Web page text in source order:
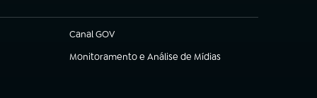
Canal GOV
(abre em nova aba)
Monitoramento e Análise de Mídias
(abre em nova aba)